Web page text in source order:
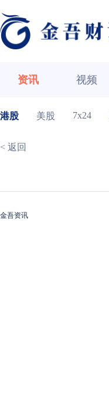
资讯 视频
港股 美股 7x24
< 返回
金吾资讯